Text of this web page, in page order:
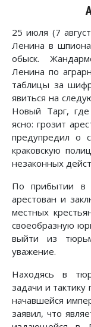
25 июля (7
Ленина в
обыск.
Ленина по
таблицы за
явиться на
Новый Тарг,
ясно: грозит
предупредил о
краковскую
незаконных
По прибытии в
арестован и
местных
своеобразную
выйти из
уважение.
Находясь в
задачи и
начавшейся
заявил, что